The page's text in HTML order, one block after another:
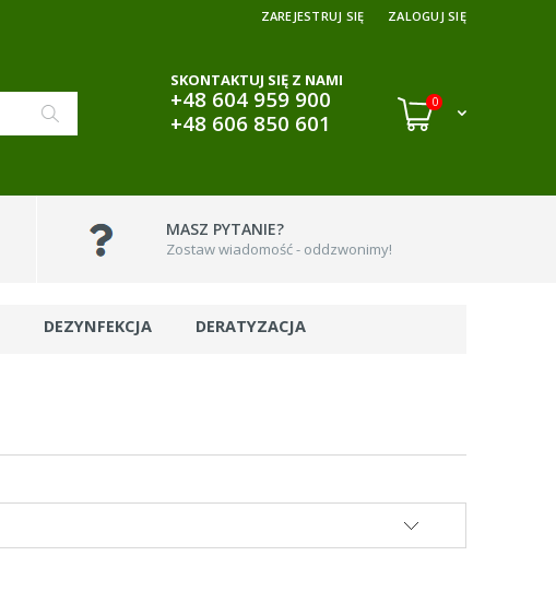
ZAREJESTRUJ SIĘ ZALOGUJ SIĘ
SKONTAKTUJ SIĘ Z NAMI
+48 604 959 900
+48 606 850 601
0
MASZ PYTANIE?
Zostaw wiadomość - oddzwonimy!
DEZYNFEKCJA DERATYZACJA